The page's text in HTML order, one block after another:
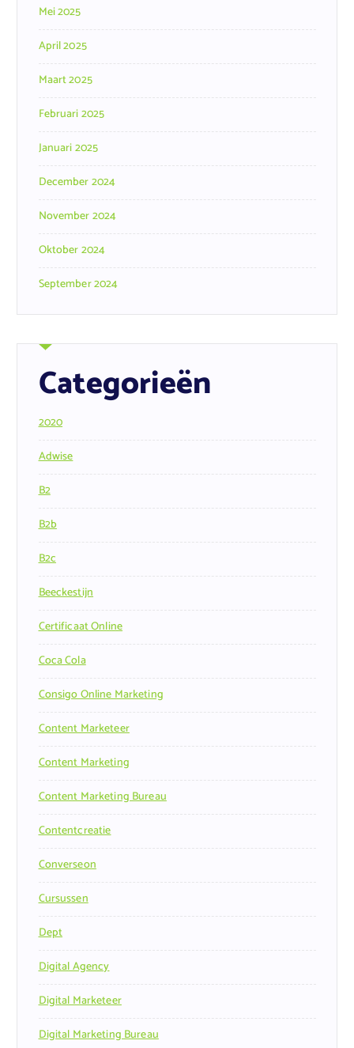
Mei 2025
April 2025
Maart 2025
Februari 2025
Januari 2025
December 2024
November 2024
Oktober 2024
September 2024
Categorieën
2020
Adwise
B2
B2b
B2c
Beeckestijn
Certificaat Online
Coca Cola
Consigo Online Marketing
Content Marketeer
Content Marketing
Content Marketing Bureau
Contentcreatie
Converseon
Cursussen
Dept
Digital Agency
Digital Marketeer
Digital Marketing Bureau